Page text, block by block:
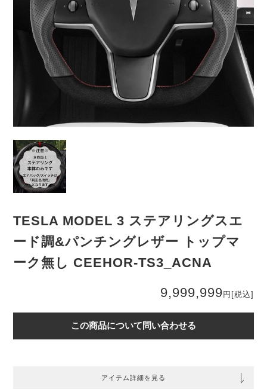
TESLA MODEL 3 ステアリングスエ
ード調&パンチングレザー トップマ
ーク無し CEEHOR-TS3_ACNA
9,999,999 円 [税込]
この商品について問い合わせる
アイテム詳細を見る